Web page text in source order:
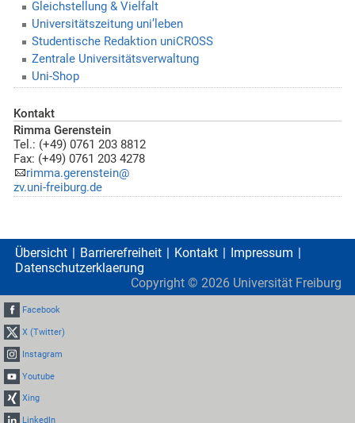
Gleichstellung & Vielfalt
Universitätszeitung uni’leben
Studentische Redaktion uniCROSS
Zentrale Universitätsverwaltung
Uni-Shop
Kontakt
Rimma Gerenstein
Tel.: (+49) 0761 203 8812
Fax: (+49) 0761 203 4278
rimma.gerenstein@
zv.uni-freiburg.de
Übersicht Barrierefreiheit Kontakt
Impressum
Datenschutzerklaerung
Copyright © 2026 Universität Freiburg
Facebook
X (Twitter)
Instagram
Youtube
Xing
LinkedIn